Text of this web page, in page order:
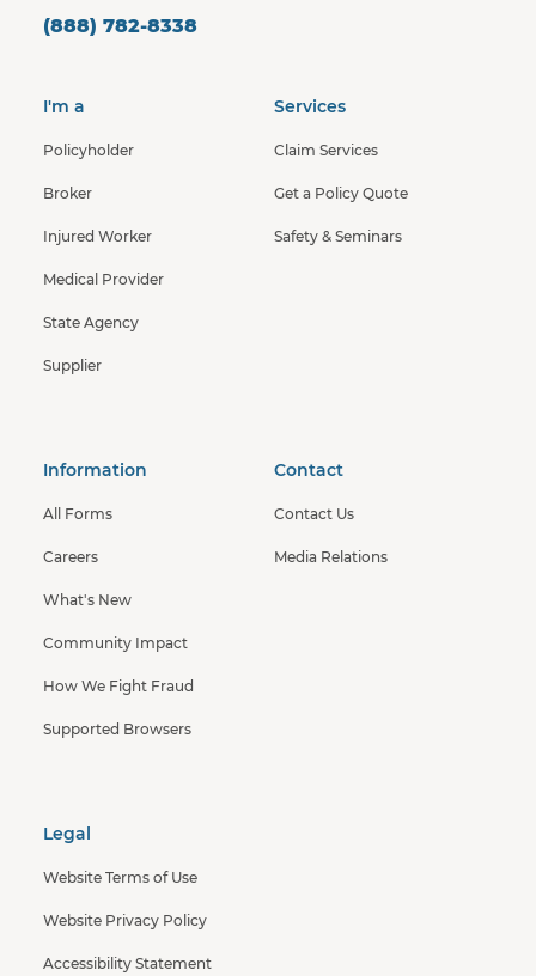
(888) 782-8338
I'm a
Policyholder
Broker
Injured Worker
Medical Provider
State Agency
Supplier
Services
Claim Services
Get a Policy Quote
Safety & Seminars
Information
All Forms
Careers
What's New
Community Impact
How We Fight Fraud
Supported Browsers
Contact
Contact Us
Media Relations
Legal
Website Terms of Use
Website Privacy Policy
Accessibility Statement